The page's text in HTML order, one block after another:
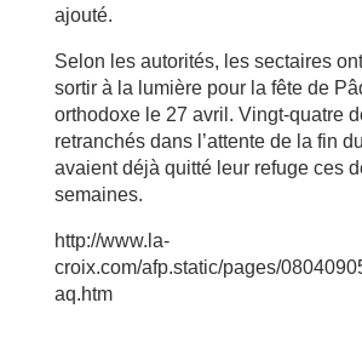
ajouté.
Selon les autorités, les sectaires
sortir à la lumière pour la fête de
orthodoxe le 27 avril. Vingt-quatre
retranchés dans l’attente de la fin
avaient déjà quitté leur refuge ces
semaines.
http://www.la-
croix.com/afp.static/pages/
aq.htm